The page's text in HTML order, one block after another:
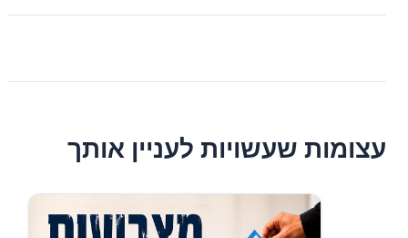
עצומות שעשויות לעניין אותך